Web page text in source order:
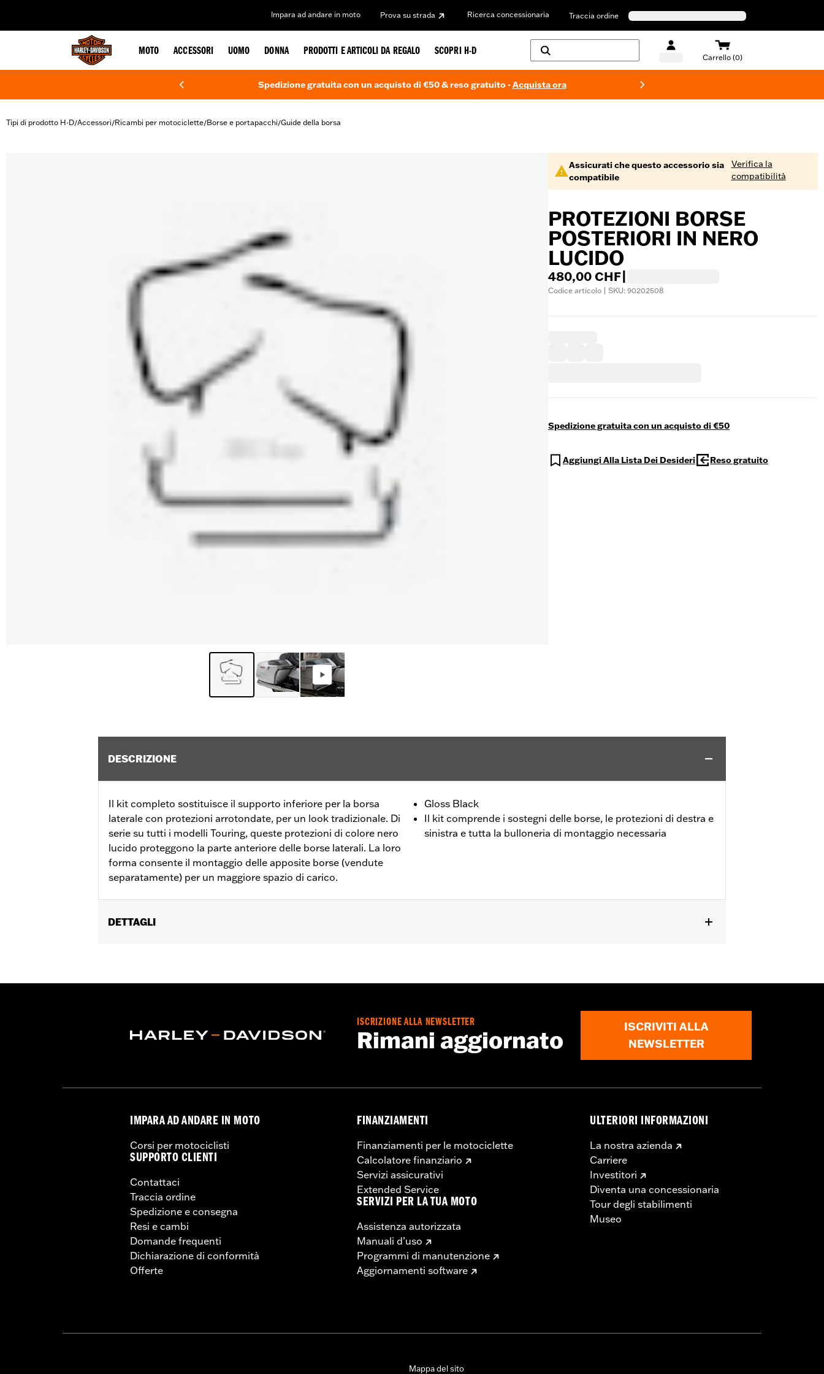
Impara ad andare in moto Prova su strada Ricerca concessionaria Traccia ordine
MOTO ACCESSORI UOMO DONNA PRODOTTI E ARTICOLI DA REGALO SCOPRI H-D
Carrello (0)
Spedizione gratuita con un acquisto di €50 & reso gratuito -Acquista ora
Tipi di prodotto H-D/Accessori/Ricambi per motociclette/Borse e portapacchi/Guide della borsa
Assicurati che questo accessorio sia
compatibile
Verifica la
compatibilità
PROTEZIONI BORSE
POSTERIORI IN NERO
LUCIDO
480,00 CHF
Codice articolo | SKU: 90202508
Spedizione gratuita con un acquisto di €50
Aggiungi Alla Lista Dei Desideri Reso gratuito
DESCRIZIONE
Il kit completo sostituisce il supporto inferiore per la borsa
laterale con protezioni arrotondate, per un look tradizionale. Di
serie su tutti i modelli Touring, queste protezioni di colore nero
lucido proteggono la parte anteriore delle borse laterali. La loro
forma consente il montaggio delle apposite borse (vendute
separatamente) per un maggiore spazio di carico.
Gloss Black
Il kit comprende i sostegni delle borse, le protezioni di destra e
sinistra e tutta la bulloneria di montaggio necessaria
DETTAGLI
laterali 90201902 e 90201903.
Questi elementi protettivi possono, in determinate circostanze, offrire una protezione limitata alle gambe e all’integrità estetica
del veicolo (caduta da fermi, scivolata a velocità molto bassa). Tuttavia, esse non sono state costruite né concepite per offrire
protezione contro eventuali lesioni provocate dall’impatto con un altro veicolo o con un oggetto di altro genere.
ISCRIZIONE ALLA NEWSLETTER
Rimani aggiornato
ISCRIVITI ALLA
NEWSLETTER
IMPARA AD ANDARE IN MOTO
Corsi per motociclisti
SUPPORTO CLIENTI
Contattaci
Traccia ordine
Spedizione e consegna
Resi e cambi
Domande frequenti
Dichiarazione di conformità
Offerte
FINANZIAMENTI
Finanziamenti per le motociclette
Calcolatore finanziario
Servizi assicurativi
Extended Service
SERVIZI PER LA TUA MOTO
Assistenza autorizzata
Manuali d’uso
Programmi di manutenzione
Aggiornamenti software
ULTERIORI INFORMAZIONI
La nostra azienda
Carriere
Investitori
Diventa una concessionaria
Tour degli stabilimenti
Museo
Mappa del sito